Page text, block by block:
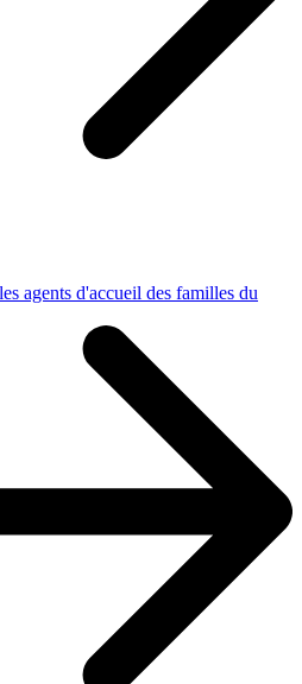
agents d'accueil des familles du